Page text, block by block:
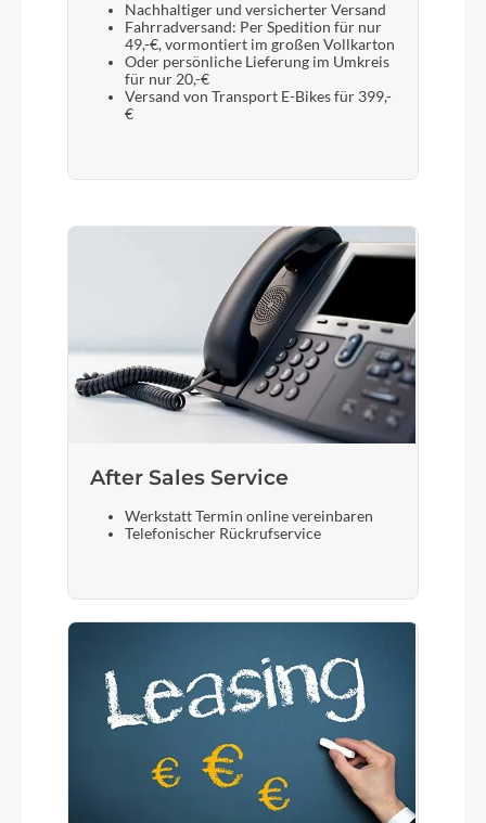
Nachhaltiger und versicherter Versand
Fahrradversand: Per Spedition für nur
49,-€, vormontiert im großen Vollkarton
Oder persönliche Lieferung im Umkreis
für nur 20,-€
Versand von Transport E-Bikes für 399,-
€
After Sales Service
Werkstatt Termin online vereinbaren
Telefonischer Rückrufservice